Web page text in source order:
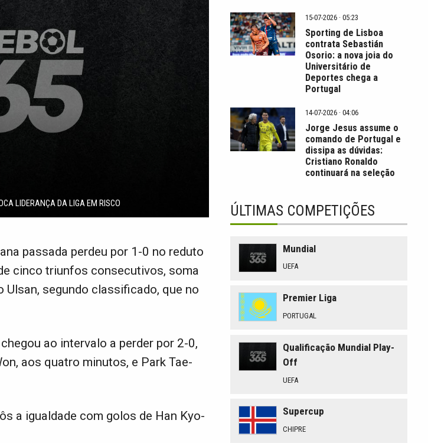
LIDERANÇA DA LIGA EM RISCO
passada perdeu por 1-0 no reduto
cinco triunfos consecutivos, soma
segundo classificado, que no
ao intervalo a perder por 2-0,
aos quatro minutos, e Park Tae-
a igualdade com golos de Han Kyo-
15-07-2026 · 05:23
Sporting de Lisboa
contrata Sebastián
Osorio: a nova joia do
Universitário de
Deportes chega a
Portugal
14-07-2026 · 04:06
Jorge Jesus assume o
comando de Portugal e
dissipa as dúvidas:
Cristiano Ronaldo
continuará na seleção
ÚLTIMAS COMPETIÇÕES
Mundial
UEFA
Premier Liga
PORTUGAL
Qualificação Mundial Play-
Off
UEFA
Supercup
CHIPRE